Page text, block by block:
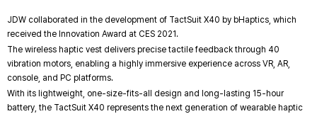
JDW collaborated in the development of TactSuit X40 by bHaptics, which
received the Innovation Award at CES 2021.
The wireless haptic vest delivers precise tactile feedback through 40
vibration motors, enabling a highly immersive experience across VR, AR,
console, and PC platforms.
With its lightweight, one-size-fits-all design and long-lasting 15-hour
battery, the TactSuit X40 represents the next generation of wearable haptic